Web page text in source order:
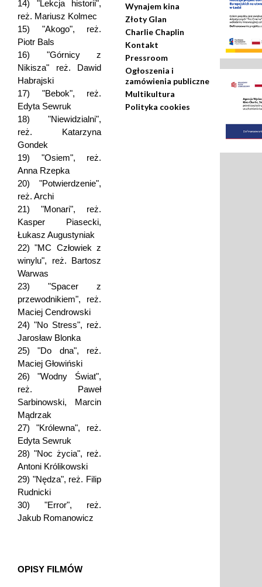
14) "Lekcja historii",
reż. Mariusz Kolmec
15) "Akogo", reż.
Piotr Bals
16) "Górnicy z
Nikisza" reż. Dawid
Habrajski
17) "Bebok", reż.
Edyta Sewruk
18) "Niewidzialni",
reż. Katarzyna
Gondek
19) "Osiem", reż.
Anna Rzepka
20) "Potwierdzenie",
reż. Archi
21) "Monari", reż.
Kasper Piasecki,
Łukasz Augustyniak
22) "MC Człowiek z
winylu", reż. Bartosz
Warwas
23) "Spacer z
przewodnikiem", reż.
Maciej Cendrowski
24) "No Stress", reż.
Jarosław Blonka
25) "Do dna", reż.
Maciej Głowiński
26) "Wodny Świat",
reż. Paweł
Sarbinowski, Marcin
Mądrzak
27) "Królewna", reż.
Edyta Sewruk
28) "Noc życia", reż.
Antoni Królikowski
29) "Nędza", reż. Filip
Rudnicki
30) "Error", reż.
Jakub Romanowicz
OPISY FILMÓW
Wynajem kina
Złoty Glan
Charlie Chaplin
Kontakt
Pressroom
Ogłoszenia i
zamówienia publiczne
Multikultura
Polityka cookies